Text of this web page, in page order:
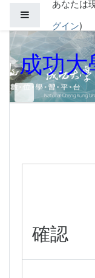
メインコンテンツへス
あなたは
グイン)
成功大
確認